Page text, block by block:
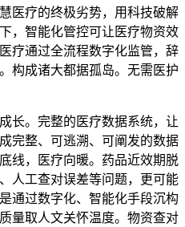
医疗的终极劣势，用科技破解
，智能化管控可让医疗物资效
疗通过全流程数字化监管，辞
构成诸大都据孤岛。无需医护
。完整的医疗数据系统，让
完整、可逃溯、可阐发的数据
线，医疗向暖。药品近效期脱
人工查对误差等问题，更可能
通过数字化、智能化手段沉构
量取人文关怀温度。物资查对